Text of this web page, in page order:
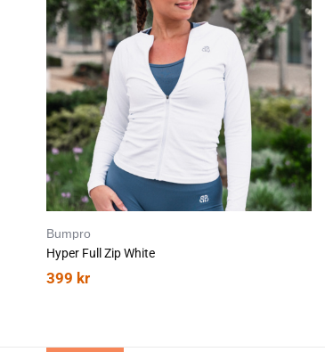
Bumpro
Hyper Full Zip White
399 kr